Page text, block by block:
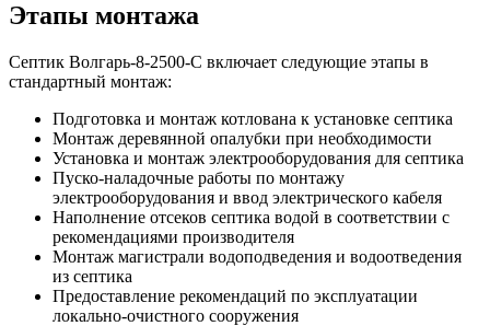
Этапы монтажа
Септик Волгарь-8-2500-С включает следующие этапы в
стандартный монтаж:
Подготовка и монтаж котлована к установке септика
Монтаж деревянной опалубки при необходимости
Установка и монтаж электрооборудования для септика
Пуско-наладочные работы по монтажу
электрооборудования и ввод электрического кабеля
Наполнение отсеков септика водой в соответствии с
рекомендациями производителя
Монтаж магистрали водоподведения и водоотведения
из септика
Предоставление рекомендаций по эксплуатации
локально-очистного сооружения